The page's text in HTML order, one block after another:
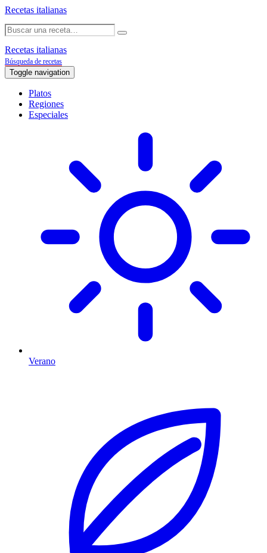
Recetas italianas
Recetas italianas
Búsqueda de recetas
Toggle navigation
Platos
Regiones
Especiales
Verano